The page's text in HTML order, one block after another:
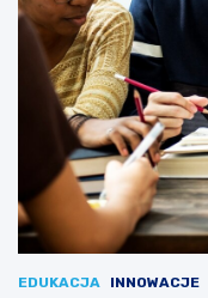
EDUKACJA INNOWACJE